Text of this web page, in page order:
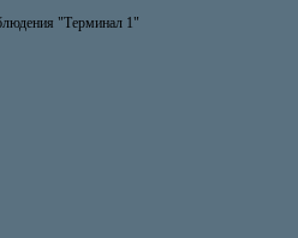
"Терминал 1"